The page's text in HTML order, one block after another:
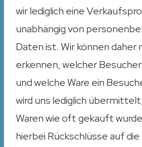
wir lediglich eine
unabhängig von
Daten ist. Wir können daher
erkennen, welcher
und welche Ware ein
wird uns lediglich
Waren wie oft gekauft
hierbei Rückschlüsse auf